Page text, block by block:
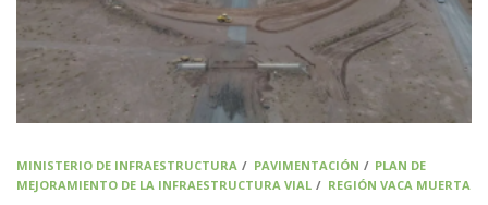
MINISTERIO DE INFRAESTRUCTURA / PAVIMENTACIÓN / PLAN DE
MEJORAMIENTO DE LA INFRAESTRUCTURA VIAL / REGIÓN VACA MUERTA